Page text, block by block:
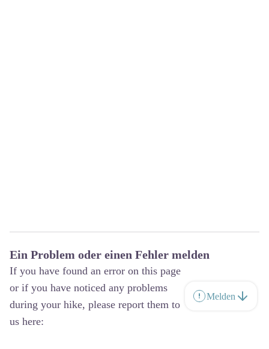
Ein Problem oder einen Fehler melden
If you have found an error on this page
or if you have noticed any problems
during your hike, please report them to
us here:
Melden